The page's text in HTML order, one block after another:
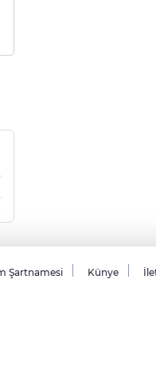
Şartnamesi Künye